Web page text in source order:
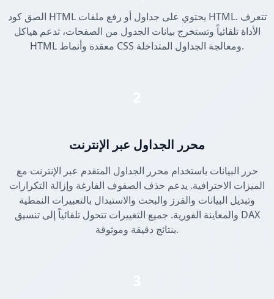
الصق كود HTML يحتوي على جداول أو رفع ملفات HTML. تتعرف
الأداة تلقائياً وتستخرج بيانات الجدول من الصفحات، تدعم هياكل
HTML معقدة وأنماط CSS ومعالجة الجداول المتداخلة.
محرر الجداول عبر الإنترنت
حرر البيانات باستخدام محرر الجداول المتقدم عبر الإنترنت مع
الميزات الاحترافية. يدعم حذف الصفوف الفارغة وإزالة التكرارات
وتبديل البيانات والفرز والبحث والاستبدال بالتعبيرات النمطية
والمعاينة الفورية. جميع التغييرات تتحول تلقائياً إلى تنسيق DAX
بنتائج دقيقة وموثوقة.